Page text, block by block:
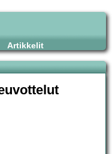
Artikkelit